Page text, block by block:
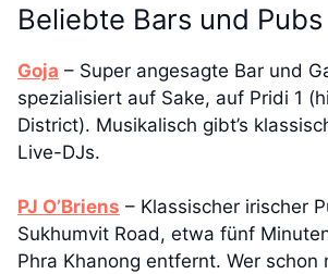
Beliebte Bars und Pubs
Goja – Super angesagte Bar und
spezialisiert auf Sake, auf Pridi 1
District). Musikalisch gibt’s
Live-DJs.
PJ O’Briens – Klassischer irischer
Sukhumvit Road, etwa fünf
Phra Khanong entfernt. Wer schon